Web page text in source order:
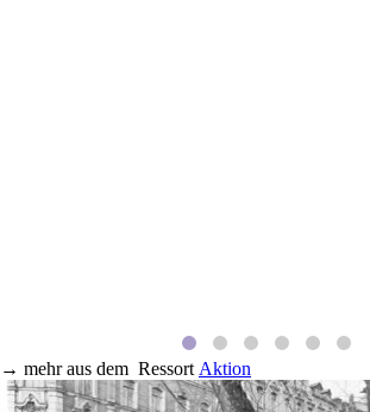
→ mehr aus dem Ressort Aktion